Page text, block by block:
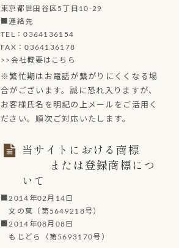
東京都世田谷区5丁目10-29
■連絡先
TEL：0364136154
FAX：0364136178
>>会社概要はこちら
※繁忙期はお電話が繋がりにくくなる場
合がございます。誠に恐れ入りますが、
お客様氏名を明記の上メールをご活用く
ださい。順次ご対応いたします。
当サイトにおける商標
または登録商標につ
いて
■2014年02月14日
文の菓（第5649218号）
■2014年08月08日
もじどら（第5693170号）